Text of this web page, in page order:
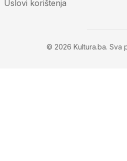
Uslovi korištenja
© 2026 Kultura.ba. Sva